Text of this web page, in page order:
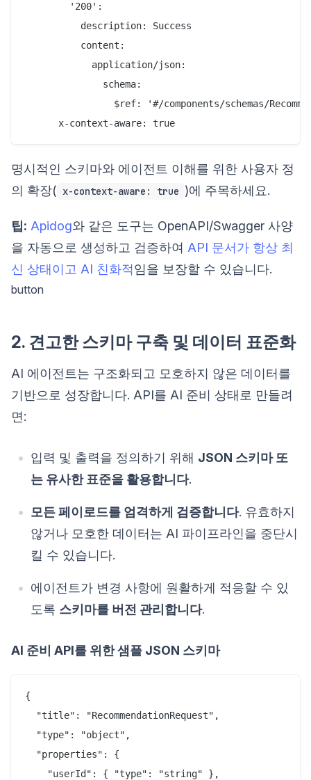
        '200':
          description: Success
          content:
            application/json:
              schema:
$ref: '#/components/schemas/
명시적인 스키마와 에이전트 이해를 위한 사용자 정
의 확장( x-context-aware: true )에 주목하세요.
팁: Apidog와 같은 도구는 OpenAPI/Swagger 사양
을 자동으로 생성하고 검증하여 API 문서가 항상 최
신 상태이고 AI 친화적임을 보장할 수 있습니다.
button
2. 견고한 스키마 구축 및 데이터 표준화
AI 에이전트는 구조화되고 모호하지 않은 데이터를
기반으로 성장합니다. API를 AI 준비 상태로 만들려
면:
입력 및 출력을 정의하기 위해 JSON 스키마 또
는 유사한 표준을 활용합니다.
모든 페이로드를 엄격하게 검증합니다. 유효하지
않거나 모호한 데이터는 AI 파이프라인을 중단시
킬 수 있습니다.
에이전트가 변경 사항에 원활하게 적응할 수 있
도록 스키마를 버전 관리합니다.
AI 준비 API를 위한 샘플 JSON 스키마
{
  "title": "RecommendationRequest",
  "type": "object",
  "properties": {
    "userId": { "type": "string" },